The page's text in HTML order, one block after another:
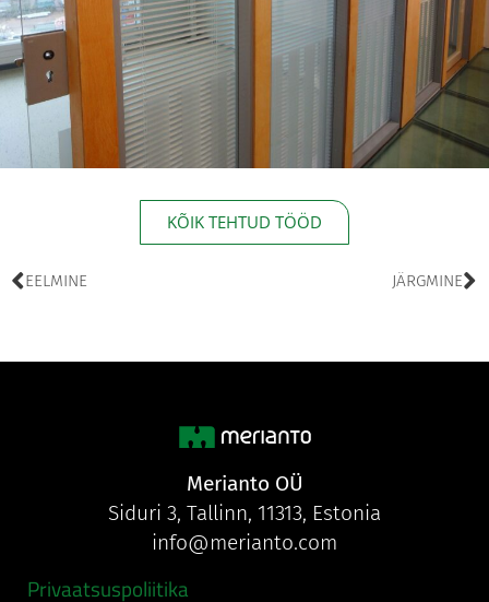
KÕIK TEHTUD TÖÖD
EELMINE JÄRGMINE
Merianto OÜ
Siduri 3, Tallinn, 11313, Estonia
info@merianto.com
Privaatsuspoliitika